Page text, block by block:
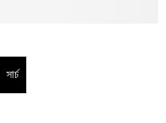
সার্চ